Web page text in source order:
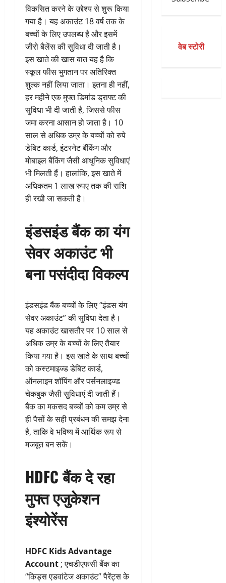
विकसित करने के उद्देश्य से शुरू किया
गया है। यह अकाउंट 18 वर्ष तक के
बच्चों के लिए उपलब्ध है और इसमें
जीरो बैलेंस की सुविधा दी जाती है।
इस खाते की खास बात यह है कि
स्कूल फीस भुगतान पर अतिरिक्त
शुल्क नहीं लिया जाता। इतना ही नहीं,
हर महीने एक मुफ्त डिमांड ड्राफ्ट की
सुविधा भी दी जाती है, जिससे फीस
जमा करना आसान हो जाता है। 10
साल से अधिक उम्र के बच्चों को रुपे
डेबिट कार्ड, इंटरनेट बैंकिंग और
मोबाइल बैंकिंग जैसी आधुनिक सुविधाएं
भी मिलती हैं। हालांकि, इस खाते में
अधिकतम 1 लाख रुपए तक की राशि
ही रखी जा सकती है।
इंडसइंड बैंक का यंग
सेवर अकाउंट भी
बना पसंदीदा विकल्प
इंडसइंड बैंक बच्चों के लिए “इंडस यंग
सेवर अकाउंट” की सुविधा देता है।
यह अकाउंट खासतौर पर 10 साल से
अधिक उम्र के बच्चों के लिए तैयार
किया गया है। इस खाते के साथ बच्चों
को कस्टमाइज्ड डेबिट कार्ड,
ऑनलाइन शॉपिंग और पर्सनलाइज्ड
चेकबुक जैसी सुविधाएं दी जाती हैं।
बैंक का मकसद बच्चों को कम उम्र से
ही पैसों के सही प्रबंधन की समझ देना
है, ताकि वे भविष्य में आर्थिक रूप से
मजबूत बन सकें।
HDFC बैंक दे रहा
मुफ्त एजुकेशन
इंश्योरेंस
HDFC Kids Advantage
Account ; एचडीएफसी बैंक का
“किड्स एडवांटेज अकाउंट” पैरेंट्स के
वेब स्टोरी